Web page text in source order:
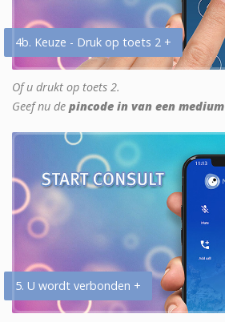
4b. Keuze - Druk op toets 2 +
Of u drukt op toets 2.
Geef nu de pincode in van een medium
5. U wordt verbonden +